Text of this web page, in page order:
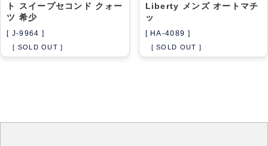
ト スイープセコンド クォー
ツ 希少
[ J-9964 ]
[ SOLD OUT ]
Liberty メンズ オートマチ
ッ
[ HA-4089 ]
[ SOLD OUT ]